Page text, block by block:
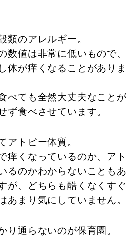
類のアレルギー。
数値は非常に低いもので、
体が痒くなることがありま
べても全然大丈夫なことが
ず食べさせています。
アトピー体質。
痒くなっているのか、アト
るのかわからないこともあ
が、どちらも酷くなくすぐ
あまり気にしていません。
り通らないのが保育園。